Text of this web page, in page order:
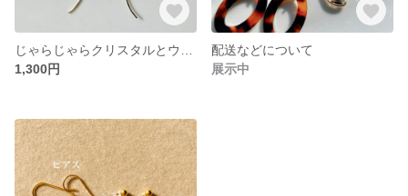
1,300円
配送などについて
展示中